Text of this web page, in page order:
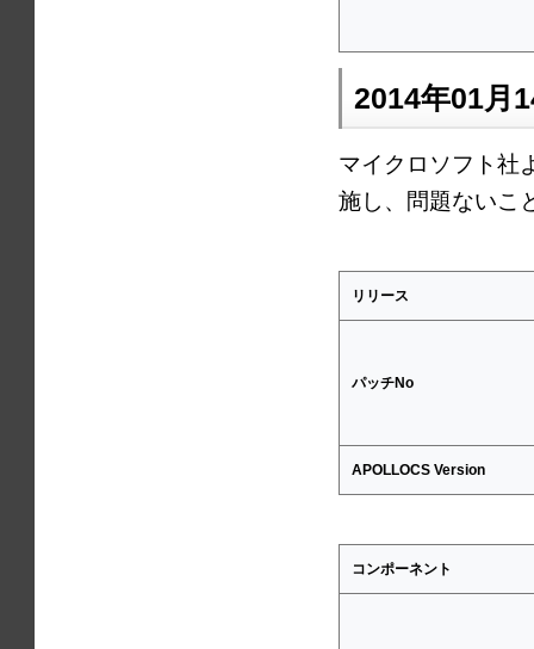
2014年01月
マイクロソフト社
施し、問題ないこ
リリース
パッチNo
APOLLOCS Version
コンポーネント